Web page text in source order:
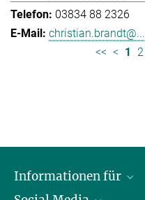
03834 88 2326
christian.brandt@...
<< < 1 2
Informationen für